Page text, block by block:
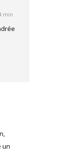
min
un